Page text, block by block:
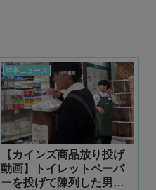
時事ニュース
【カインズ商品放り投げ
動画】トイレットペーパ
ーを投げて陳列した男性